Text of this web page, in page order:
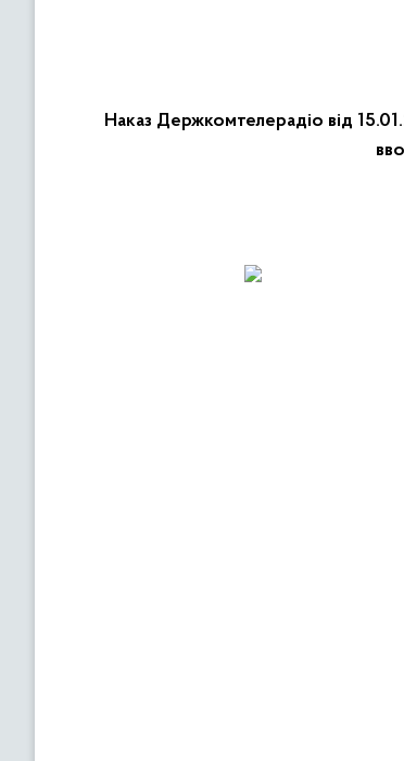
Наказ Держкомтелерадіо від